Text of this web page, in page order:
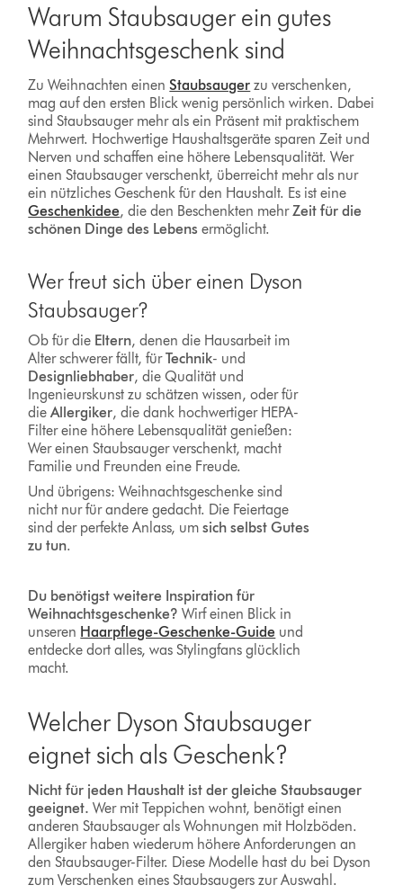
Warum Staubsauger ein gutes
Weihnachtsgeschenk sind
Zu Weihnachten einen Staubsauger zu verschenken,
mag auf den ersten Blick wenig persönlich wirken. Dabei
sind Staubsauger mehr als ein Präsent mit praktischem
Mehrwert. Hochwertige Haushaltsgeräte sparen Zeit und
Nerven und schaffen eine höhere Lebensqualität. Wer
einen Staubsauger verschenkt, überreicht mehr als nur
ein nützliches Geschenk für den Haushalt. Es ist eine
Geschenkidee, die den Beschenkten mehr Zeit für die
schönen Dinge des Lebens ermöglicht.
Wer freut sich über einen Dyson
Staubsauger?
Ob für die Eltern, denen die Hausarbeit im
Alter schwerer fällt, fürTechnik- und
Designliebhaber, die Qualität und
Ingenieurskunst zu schätzen wissen, oder für
dieAllergiker, die dank hochwertiger HEPA-
Filter eine höhere Lebensqualität genießen:
Wer einen Staubsauger verschenkt, macht
Familie und Freunden eine Freude.
Und übrigens: Weihnachtsgeschenke sind
nicht nur für andere gedacht. Die Feiertage
sind der perfekte Anlass, umsich selbst Gutes
zu tun.
Du benötigst weitere Inspiration für
Weihnachtsgeschenke? Wirf einen Blick in
unseren Haarpflege-Geschenke-Guide und
entdecke dort alles, was Stylingfans glücklich
macht.
Welcher Dyson Staubsauger
eignet sich als Geschenk?
Nicht für jeden Haushalt ist der gleiche Staubsauger
geeignet. Wer mit Teppichen wohnt, benötigt einen
anderen Staubsauger als Wohnungen mit Holzböden.
Allergiker haben wiederum höhere Anforderungen an
den Staubsauger-Filter. Diese Modelle hast du bei Dyson
zum Verschenken eines Staubsaugers zur Auswahl.